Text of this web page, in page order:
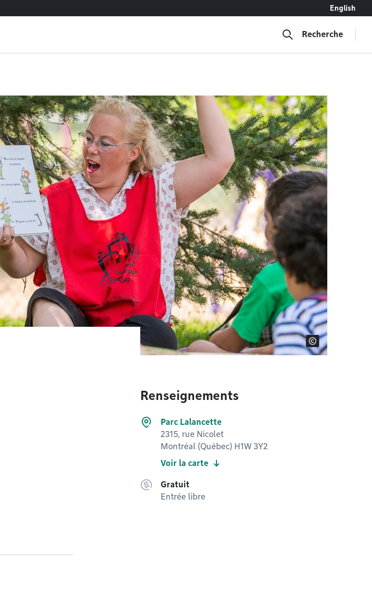
English
Recherche
Renseignements
Parc Lalancette
2315, rue Nicolet
Montréal (Québec) H1W 3Y2
Voir la carte
Gratuit
Entrée libre